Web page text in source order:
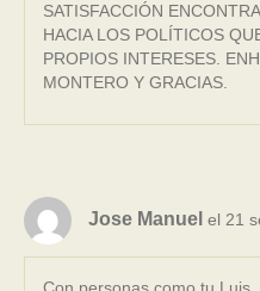
SATISFACCIÓN
HACIA LOS POLÍTICOS
PROPIOS INTERESES.
MONTERO Y GRACIAS.
Jose Manuel el 21